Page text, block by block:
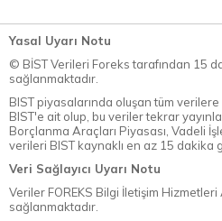
Yasal Uyarı Notu
© BİST Verileri Foreks tarafından 15
sağlanmaktadır.
BIST piyasalarında oluşan tüm
BIST'e ait olup, bu veriler tekrar
Borçlanma Araçları Piyasası, Vadeli
verileri BIST kaynaklı en az 15 dakika
Veri Sağlayıcı Uyarı Notu
Veriler FOREKS Bilgi İletişim Hizmetleri
sağlanmaktadır.